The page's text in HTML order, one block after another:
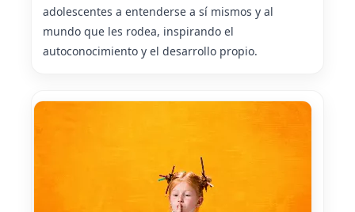
adolescentes a entenderse a sí mismos y al
mundo que les rodea, inspirando el
autoconocimiento y el desarrollo propio.